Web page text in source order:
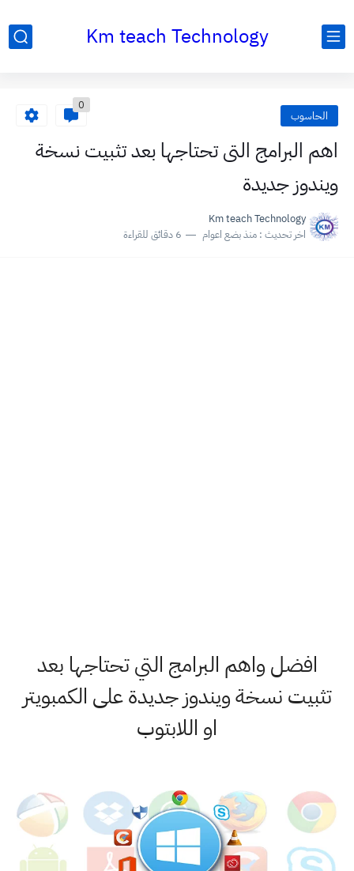
Km teach Technology
الحاسوب
0
اهم البرامج التى تحتاجها بعد تثبيت نسخة
ويندوز جديدة
Km teach Technology
اخر تحديث : منذ بضع اعوام 6 دقائق للقراءة
افضل واهم البرامج التي تحتاجها بعد
تثبيت نسخة ويندوز جديدة على الكمبويتر
او اللابتوب